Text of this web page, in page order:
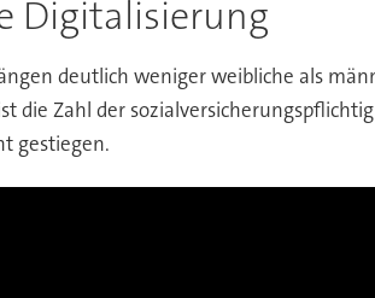
Digitalisierung
deutlich weniger weibliche als
die Zahl der
gestiegen.